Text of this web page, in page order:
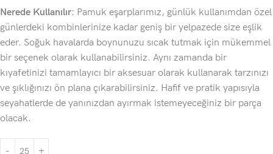
Nerede Kullanılır: Pamuk eşarplarımız, günlük kullanımdan özel
günlerdeki kombinlerinize kadar geniş bir yelpazede size eşlik
eder. Soğuk havalarda boynunuzu sıcak tutmak için mükemmel
bir seçenek olarak kullanabilirsiniz. Aynı zamanda bir
kıyafetinizi tamamlayıcı bir aksesuar olarak kullanarak tarzınızı
ve şıklığınızı ön plana çıkarabilirsiniz. Hafif ve pratik yapısıyla
seyahatlerde de yanınızdan ayırmak istemeyeceğiniz bir parça
olacak.